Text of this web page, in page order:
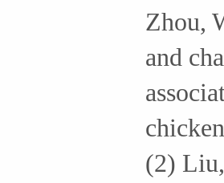
Zhou,
and
(2)